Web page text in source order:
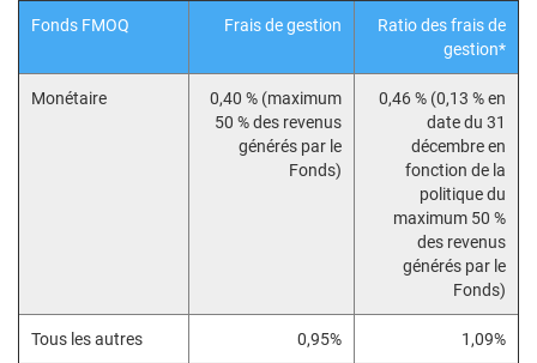
Fonds FMOQ Frais de gestion
Ratio des frais de
gestion*
Monétaire
0,40 % (maximum
50 % des revenus
générés par le
Fonds)
0,46 % (0,13 % en
date du 31
décembre en
fonction de la
politique du
maximum 50 %
des revenus
générés par le
Fonds)
Tous les autres 0,95% 1,09%